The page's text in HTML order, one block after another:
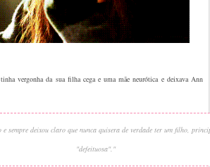
vergonha da sua filha cega e uma mãe neurótica e deixava Ann
e sempre deixou claro que nunca quisera de verdade ter um filho,
"defeituosa"."